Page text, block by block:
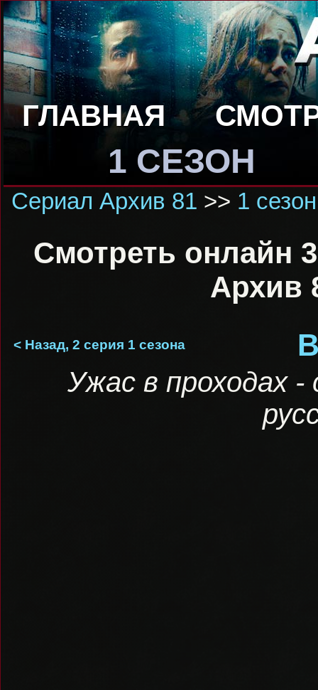
ГЛАВНАЯ
1 СЕЗОН
Сериал Архив 81 >> 1 сезон
Смотреть онлайн
Архив
< Назад, 2 серия 1 сезона
Ужас в проходах